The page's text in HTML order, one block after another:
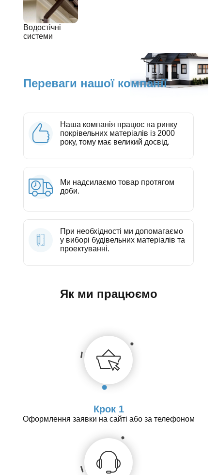
Водостічні
системи
Переваги нашої компанії
Наша компанія працює на ринку
покрівельних матеріалів із 2000
року, тому має великий досвід.
Ми надсилаємо товар протягом
доби.
При необхідності ми допомагаємо
у виборі будівельних матеріалів та
проектуванні.
Як ми працюємо
Крок 1
Оформлення заявки на сайті або за телефоном